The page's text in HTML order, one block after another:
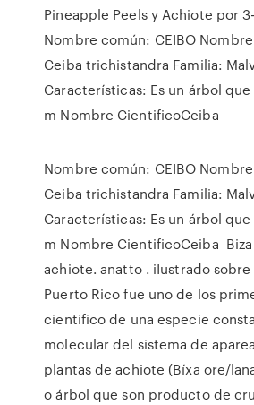
Pineapple Peels y Achiote por
Nombre común: CEIBO
Ceiba trichistandra Familia:
Características: Es un árbol
m Nombre CientificoCeiba
Nombre común: CEIBO
Ceiba trichistandra Familia:
Características: Es un árbol
m Nombre CientificoCeiba Biza
achiote. anatto . iIustrado
Puerto Rico fue uno de los
cientifico de una especie
molecular del sistema de
plantas de achiote (Bíxa ore/
o árbol que son producto de